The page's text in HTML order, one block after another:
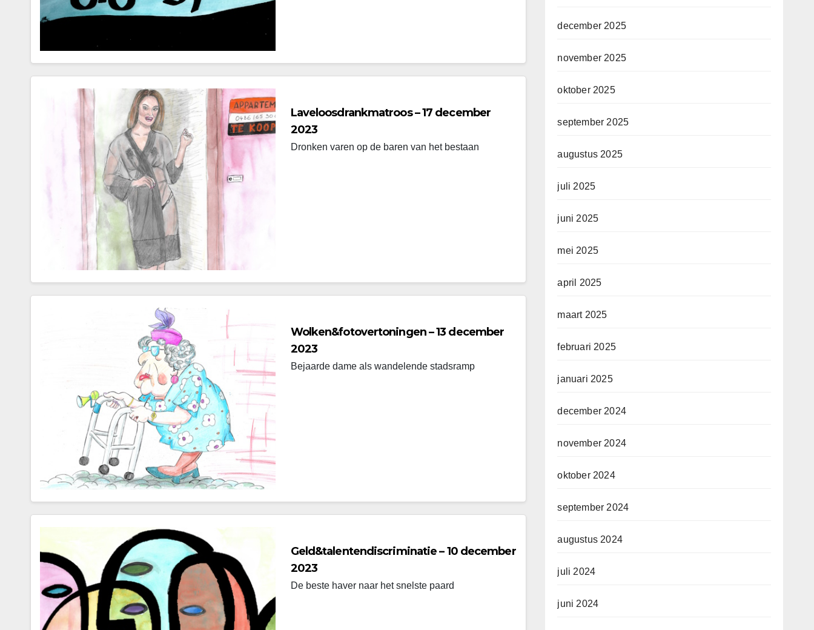
Laveloosdrankmatroos – 17 december
2023
Dronken varen op de baren van het bestaan
Wolken&fotovertoningen – 13 december
2023
Bejaarde dame als wandelende stadsramp
Geld&talentendiscriminatie – 10 december
2023
De beste haver naar het snelste paard
december 2025
november 2025
oktober 2025
september 2025
augustus 2025
juli 2025
juni 2025
mei 2025
april 2025
maart 2025
februari 2025
januari 2025
december 2024
november 2024
oktober 2024
september 2024
augustus 2024
juli 2024
juni 2024